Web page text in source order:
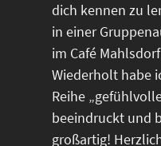
dich kennen zu
in einer
im Café
Wiederholt habe
Reihe
beeindruckt und
großartig!